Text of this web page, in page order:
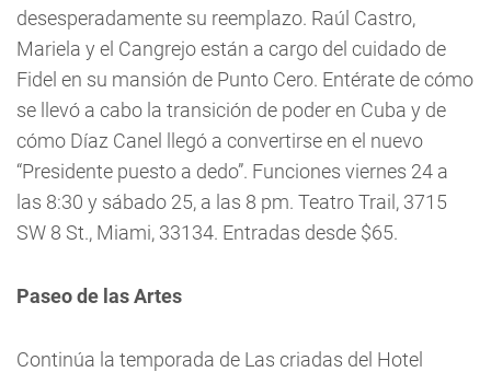
desesperadamente su reemplazo. Raúl Castro,
Mariela y el Cangrejo están a cargo del cuidado de
Fidel en su mansión de Punto Cero. Entérate de cómo
se llevó a cabo la transición de poder en Cuba y de
cómo Díaz Canel llegó a convertirse en el nuevo
“Presidente puesto a dedo”. Funciones viernes 24 a
las 8:30 y sábado 25, a las 8 pm. Teatro Trail, 3715
SW 8 St., Miami, 33134. Entradas desde $65.
Paseo de las Artes
Continúa la temporada de Las criadas del Hotel